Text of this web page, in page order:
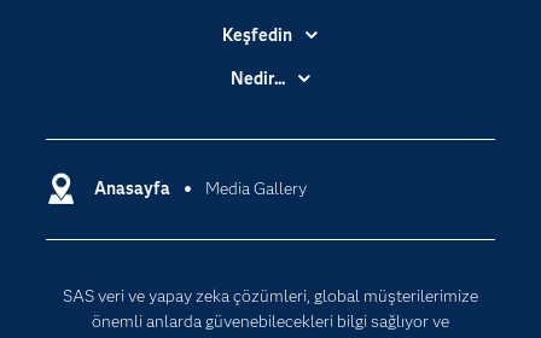
Anasayfa Media Gallery
SAS veri ve yapay zeka çözümleri, global müşterilerimize
önemli anlarda güvenebilecekleri bilgi sağlıyor ve
Keşfedin
Basın Bültenleri
Dene/ Satın Al
Destek & Hizmetler
Erişebilirlik
Nedir...
Veri Bilimi